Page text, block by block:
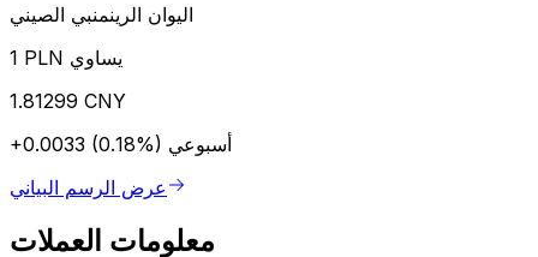
اليوان الرينمنبي الصيني
1 PLN يساوي
1.81299 CNY
+0.0033 (0.18%) أسبوعي
عرض الرسم البياني
معلومات العملات